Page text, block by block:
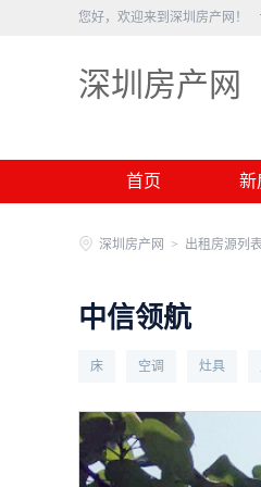
您好，欢迎来到深圳房产网！
深圳房产网
首页 新
深圳房产网 > 出租房源列
中信领航
床 空调 灶具